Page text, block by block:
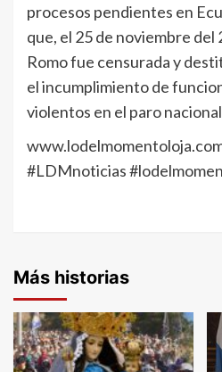
procesos pendientes en
que, el 25 de noviembre del
Romo fue censurada y
el incumplimiento de
violentos en el paro
#LDMnoticias
Más historias